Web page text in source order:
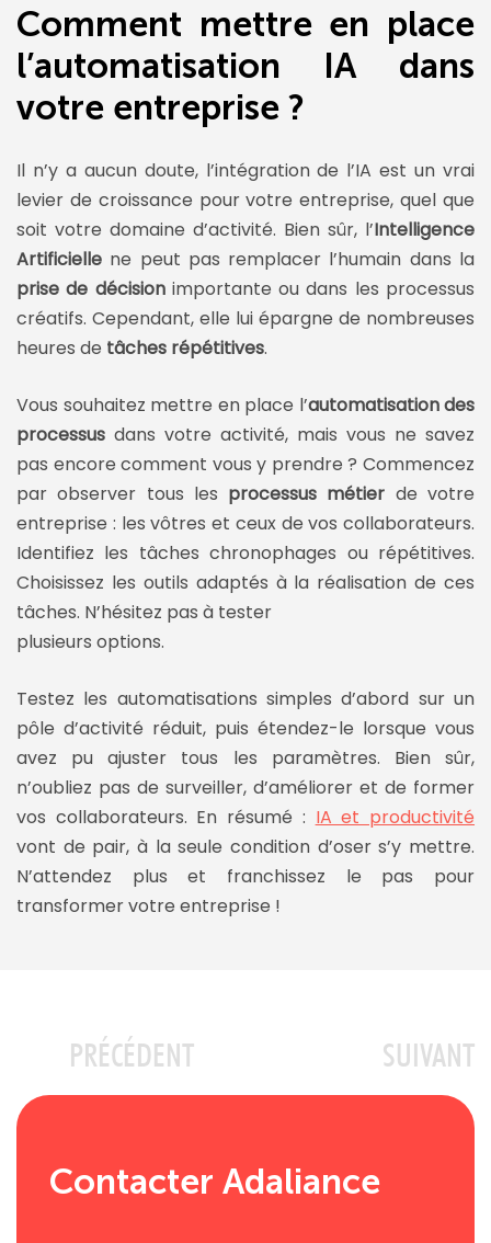
Comment mettre en place
l’automatisation IA dans
votre entreprise ?
Il n’y a aucun doute, l’intégration de l’IA est un vrai
levier de croissance pour votre entreprise, quel que
soit votre domaine d’activité. Bien sûr, l’Intelligence
Artificielle ne peut pas remplacer l’humain dans la
prise de décisionimportante ou dans les processus
créatifs. Cependant, elle lui épargne de nombreuses
heures de tâches répétitives.
Vous souhaitez mettre en place l’automatisation des
processus dans votre activité, mais vous ne savez
pas encore comment vous y prendre ? Commencez
par observer tous les processus métier de votre
entreprise : les vôtres et ceux de vos collaborateurs.
Identifiez les tâches chronophages ou répétitives.
Choisissez les outils adaptés à la réalisation de ces
tâches. N’hésitez pas à tester
plusieurs options.
Testez les automatisations simples d’abord sur un
pôle d’activité réduit, puis étendez-le lorsque vous
avez pu ajuster tous les paramètres. Bien sûr,
n’oubliez pas de surveiller, d’améliorer et de former
vos collaborateurs. En résumé : IA et productivité
vont de pair, à la seule condition d’oser s’y mettre.
N’attendez plus et franchissez le pas pour
transformer votre entreprise !
PRÉCÉDENT SUIVANT
Contacter Adaliance